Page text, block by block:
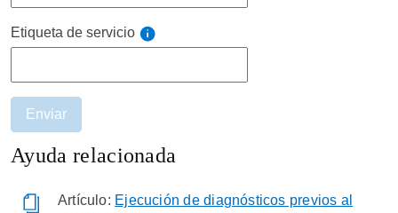
Etiqueta de servicio
Enviar
Ayuda relacionada
Artículo: Ejecución de diagnósticos previos al